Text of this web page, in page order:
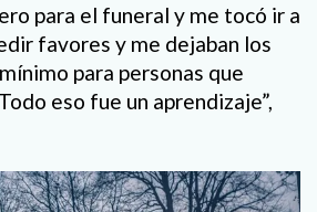
para el funeral y me tocó ir a
favores y me dejaban los
para personas que
eso fue un aprendizaje”,